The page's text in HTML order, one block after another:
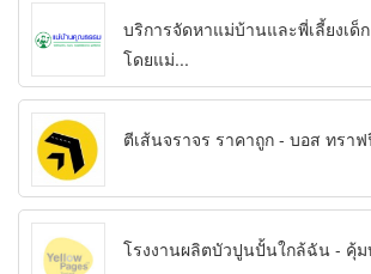
บริการจัดหาแม่บ้านและพี่เลี้ยงเด็
โดยแม่...
ตีเส้นจราจร ราคาถูก - บอส ทรา
โรงงานผลิตบัวปูนปั้นใกล้ฉัน - คุ้ม